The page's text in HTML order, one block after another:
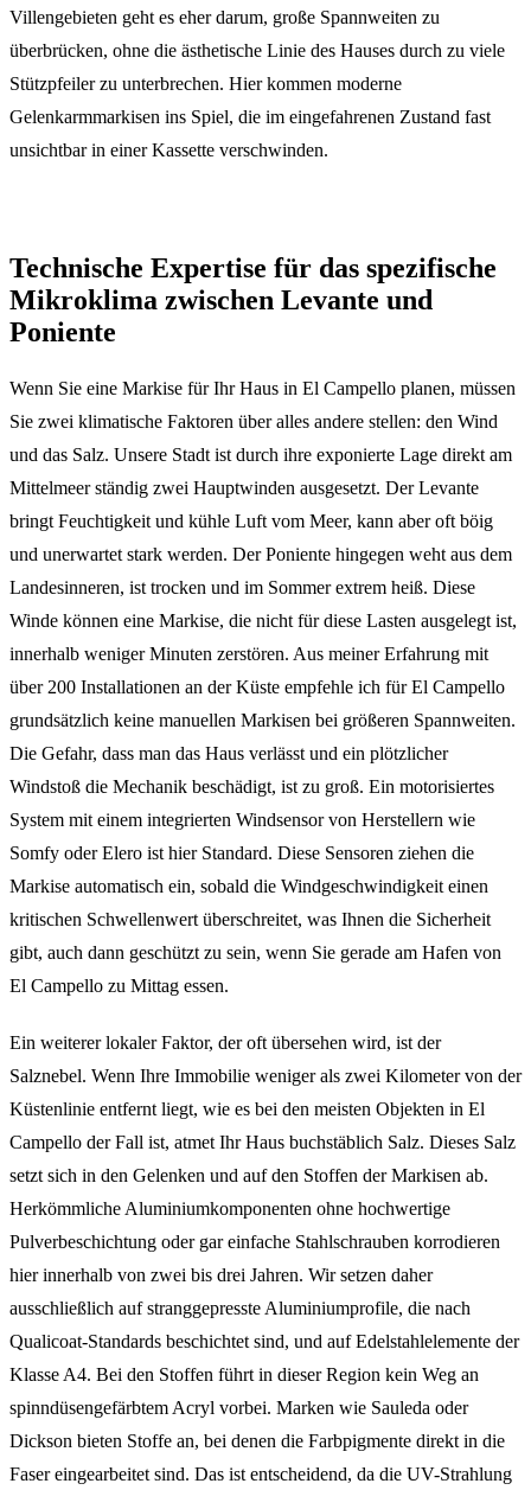
Villengebieten geht es eher darum, große Spannweiten zu
überbrücken, ohne die ästhetische Linie des Hauses durch zu viele
Stützpfeiler zu unterbrechen. Hier kommen moderne
Gelenkarmmarkisen ins Spiel, die im eingefahrenen Zustand fast
unsichtbar in einer Kassette verschwinden.
Technische Expertise für das spezifische
Mikroklima zwischen Levante und
Poniente
Wenn Sie eine Markise für Ihr Haus in El Campello planen, müssen
Sie zwei klimatische Faktoren über alles andere stellen: den Wind
und das Salz. Unsere Stadt ist durch ihre exponierte Lage direkt am
Mittelmeer ständig zwei Hauptwinden ausgesetzt. Der Levante
bringt Feuchtigkeit und kühle Luft vom Meer, kann aber oft böig
und unerwartet stark werden. Der Poniente hingegen weht aus dem
Landesinneren, ist trocken und im Sommer extrem heiß. Diese
Winde können eine Markise, die nicht für diese Lasten ausgelegt ist,
innerhalb weniger Minuten zerstören. Aus meiner Erfahrung mit
über 200 Installationen an der Küste empfehle ich für El Campello
grundsätzlich keine manuellen Markisen bei größeren Spannweiten.
Die Gefahr, dass man das Haus verlässt und ein plötzlicher
Windstoß die Mechanik beschädigt, ist zu groß. Ein motorisiertes
System mit einem integrierten Windsensor von Herstellern wie
Somfy oder Elero ist hier Standard. Diese Sensoren ziehen die
Markise automatisch ein, sobald die Windgeschwindigkeit einen
kritischen Schwellenwert überschreitet, was Ihnen die Sicherheit
gibt, auch dann geschützt zu sein, wenn Sie gerade am Hafen von
El Campello zu Mittag essen.
Ein weiterer lokaler Faktor, der oft übersehen wird, ist der
Salznebel. Wenn Ihre Immobilie weniger als zwei Kilometer von der
Küstenlinie entfernt liegt, wie es bei den meisten Objekten in El
Campello der Fall ist, atmet Ihr Haus buchstäblich Salz. Dieses Salz
setzt sich in den Gelenken und auf den Stoffen der Markisen ab.
Herkömmliche Aluminiumkomponenten ohne hochwertige
Pulverbeschichtung oder gar einfache Stahlschrauben korrodieren
hier innerhalb von zwei bis drei Jahren. Wir setzen daher
ausschließlich auf stranggepresste Aluminiumprofile, die nach
Qualicoat-Standards beschichtet sind, und auf Edelstahlelemente der
Klasse A4. Bei den Stoffen führt in dieser Region kein Weg an
spinndüsengefärbtem Acryl vorbei. Marken wie Sauleda oder
Dickson bieten Stoffe an, bei denen die Farbpigmente direkt in die
Faser eingearbeitet sind. Das ist entscheidend, da die UV-Strahlung